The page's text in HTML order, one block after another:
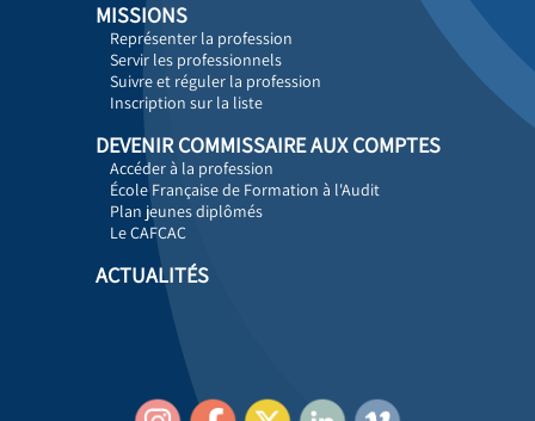
MISSIONS
Représenter la profession
Servir les professionnels
Suivre et réguler la profession
Inscription sur la liste
DEVENIR COMMISSAIRE AUX COMPTES
Accéder à la profession
École Française de Formation à l'Audit
Plan jeunes diplômés
Le CAFCAC
ACTUALITÉS